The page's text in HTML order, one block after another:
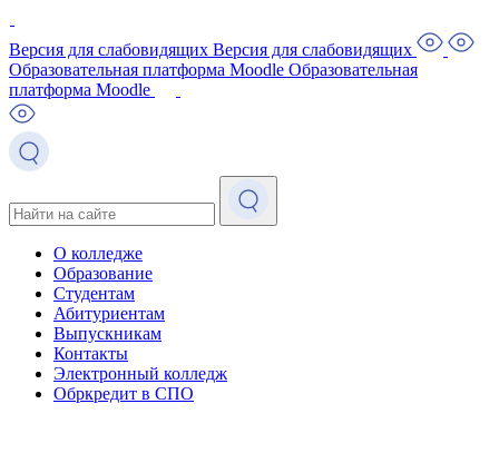
Версия для слабовидящих Версия для слабовидящих
Образовательная платформа Moodle Образовательная
платформа Moodle
О колледже
Образование
Студентам
Абитуриентам
Выпускникам
Контакты
Электронный колледж
Обркредит в СПО